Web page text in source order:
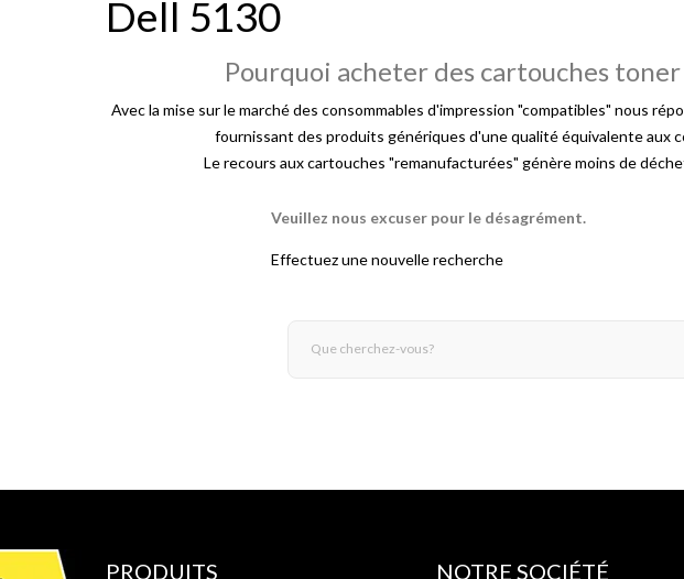
Dell 5130
Pourquoi acheter des cartouches
Avec la mise sur le marché des consommables d'impression "compatibles" nous
fournissant des produits génériques d'une qualité équivalente aux
Le recours aux cartouches "remanufacturées" génère moins de
Veuillez nous excuser pour le désagrément.
Effectuez une nouvelle recherche
PRODUITS NOTRE SOCIÉTÉ